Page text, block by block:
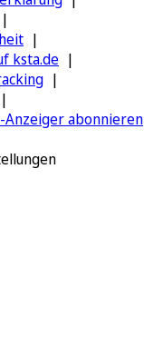
ksta.de
Anzeiger abonnieren